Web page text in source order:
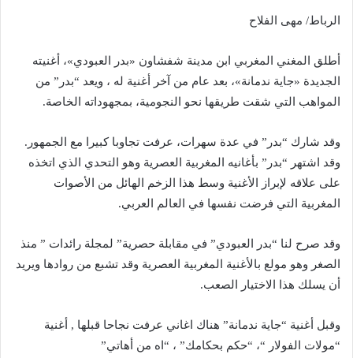
الرباط/ مهى الفلاح
أطلق المغني المغربي ابن مدينة شفشاون «بدر العبودي»، أغنيته
الجديدة «جاية ندمانة»، بعد عام من آخر أغنية له ، ويعد “بدر” من
المواهب التي شقت طريقها نحو النجومية، بمجهوداته الخاصة.
وقد شارك “بدر” في عدة سهرات، عرفت تجاوبا كبيرا مع الجمهور.
وقد اشتهر “بدر” بأغانيه المغربية العصرية وهو التحدي الذي اتخذه
على علاقه لإبراز الأغنية وسط هذا الزخم الهائل من الأصوات
المغربية التي فرضت نفسها في العالم العربي.
وقد صرح لنا “بدر العبودي” في مقابلة حصرية” لمجلة رائدات ” منذ
الصغر وهو مولع بالأغنية المغربية العصرية وقد تشبع من روادها ويريد
أن يسلك هذا الاختيار الصعب.
وقبل أغنية “جاية ندمانة” هناك اغاني عرفت نجاحا قبلها , أغنية
“مولات الفولار “، “حكم بحكامك” ، “اه من أهاتي”